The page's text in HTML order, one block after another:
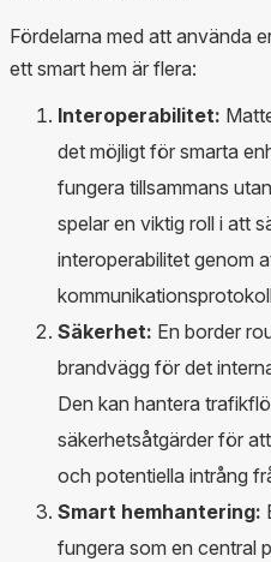
Fördelarna med att använda
ett smart hem är flera:
Interoperabilitet:
det möjligt för smarta
fungera tillsammans
spelar en viktig roll i att
interoperabilitet genom
Säkerhet: En border
brandvägg för det
Den kan hantera
säkerhetsåtgärder för
och potentiella intrång
Smart hemhantering:
fungera som en central